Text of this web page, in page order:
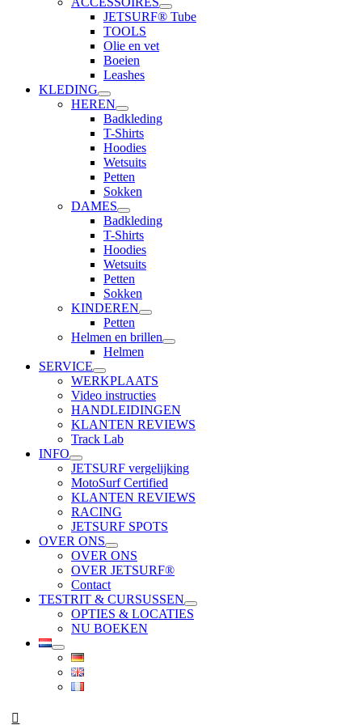
JETSURF® Tube
TOOLS
Olie en vet
Boeien
Leashes
KLEDING
HEREN
Badkleding
T-Shirts
Hoodies
Wetsuits
Petten
Sokken
DAMES
Badkleding
T-Shirts
Hoodies
Wetsuits
Petten
Sokken
KINDEREN
Petten
Helmen en brillen
Helmen
SERVICE
WERKPLAATS
Video instructies
HANDLEIDINGEN
KLANTEN REVIEWS
Track Lab
INFO
JETSURF vergelijking
MotoSurf Certified
KLANTEN REVIEWS
RACING
JETSURF SPOTS
OVER ONS
OVER ONS
OVER JETSURF®
Contact
TESTRIT & CURSUSSEN
OPTIES & LOCATIES
NU BOEKEN